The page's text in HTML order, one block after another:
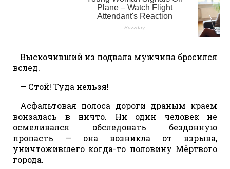
Выскочивший из подвала мужчина бросился
вслед.
— Стой! Туда нельзя!
Асфальтовая полоса дороги драным краем
вонзалась в ничто. Ни один человек не
осмеливался обследовать бездонную
пропасть — она возникла от взрыва,
уничтожившего когда-то половину Мёртвого
города.